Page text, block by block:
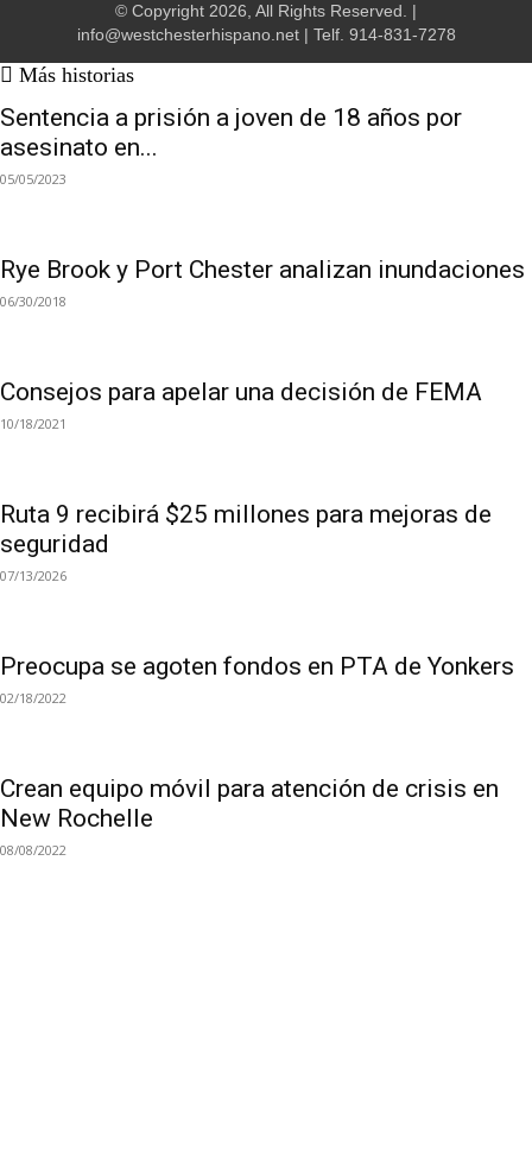
© Copyright 2026, All Rights Reserved. |
info@westchesterhispano.net| Telf. 914-831-7278
Más historias
Sentencia a prisión a joven de 18 años por
asesinato en...
05/05/2023
Rye Brook y Port Chester analizan inundaciones
06/30/2018
Consejos para apelar una decisión de FEMA
10/18/2021
Ruta 9 recibirá $25 millones para mejoras de
seguridad
07/13/2026
Preocupa se agoten fondos en PTA de Yonkers
02/18/2022
Crean equipo móvil para atención de crisis en
New Rochelle
08/08/2022